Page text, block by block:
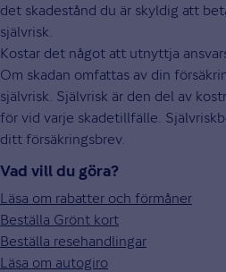
det skadestånd du är skyldig att
självrisk.
Kostar det något att utnyttja
Om skadan omfattas av din
självrisk. Självrisk är den del av
för vid varje skadetillfälle.
ditt försäkringsbrev.
Vad vill du göra?
Läsa om rabatter och förmåner
Beställa Grönt kort
Beställa resehandlingar
Läsa om autogiro